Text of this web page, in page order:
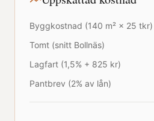
Byggkostnad (140 m² × 25 tkr)
Tomt (snitt Bollnäs)
Lagfart (1,5% + 825 kr)
Pantbrev (2% av lån)